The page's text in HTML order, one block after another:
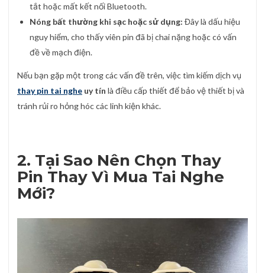
tắt hoặc mất kết nối Bluetooth.
Nóng bất thường khi sạc hoặc sử dụng:Đây là dấu hiệu
nguy hiểm, cho thấy viên pin đã bị chai nặng hoặc có vấn
đề về mạch điện.
Nếu bạn gặp một trong các vấn đề trên, việc tìm kiếm dịch vụ
thay pin tai nghe uy tín là điều cấp thiết để bảo vệ thiết bị và
tránh rủi ro hỏng hóc các linh kiện khác.
2. Tại Sao Nên Chọn Thay
Pin Thay Vì Mua Tai Nghe
Mới?